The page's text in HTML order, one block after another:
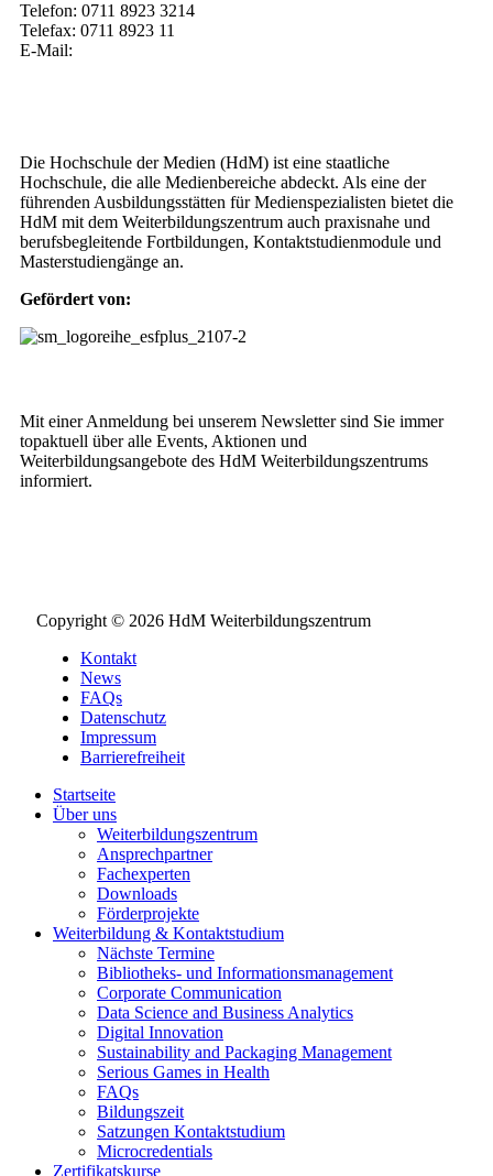
Telefon: 0711 8923 3214
Telefax: 0711 8923 11
E-Mail:
Die Hochschule der Medien (HdM) ist eine staatliche
Hochschule, die alle Medienbereiche abdeckt. Als eine der
führenden Ausbildungsstätten für Medienspezialisten bietet die
HdM mit dem Weiterbildungszentrum auch praxisnahe und
berufsbegleitende Fortbildungen, Kontaktstudienmodule und
Masterstudiengänge an.
Gefördert von:
Mit einer Anmeldung bei unserem Newsletter sind Sie immer
topaktuell über alle Events, Aktionen und
Weiterbildungsangebote des HdM Weiterbildungszentrums
informiert.
Copyright © 2026 HdM Weiterbildungszentrum
Kontakt
News
FAQs
Datenschutz
Impressum
Barrierefreiheit
Startseite
Über uns
Weiterbildungszentrum
Ansprechpartner
Fachexperten
Downloads
Förderprojekte
Weiterbildung & Kontaktstudium
Nächste Termine
Bibliotheks- und Informationsmanagement
Corporate Communication
Data Science and Business Analytics
Digital Innovation
Sustainability and Packaging Management
Serious Games in Health
FAQs
Bildungszeit
Satzungen Kontaktstudium
Microcredentials
Zertifikatskurse